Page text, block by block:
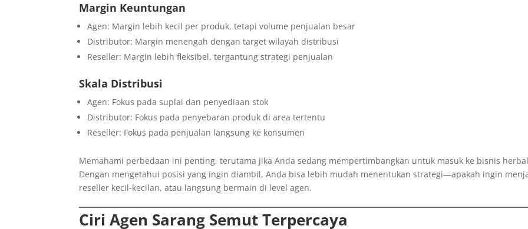
Margin Keuntungan
Agen: Margin lebih kecil per produk, tetapi volume penjualan besar
Distributor: Margin menengah dengan target wilayah distribusi
Reseller: Margin lebih fleksibel, tergantung strategi penjualan
Skala Distribusi
Agen: Fokus pada suplai dan penyediaan stok
Distributor: Fokus pada penyebaran produk di area tertentu
Reseller: Fokus pada penjualan langsung ke konsumen
Memahami perbedaan ini penting, terutama jika Anda sedang mempertimbangkan untuk masuk ke bisnis
Dengan mengetahui posisi yang ingin diambil, Anda bisa lebih mudah menentukan strategi—apakah ingin
reseller kecil-kecilan, atau langsung bermain di level agen.
Ciri Agen Sarang Semut Terpercaya